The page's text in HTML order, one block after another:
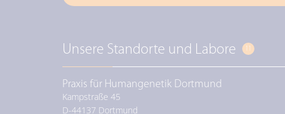
Unsere Standorte und Labore
Praxis für Humangenetik Dortmund
Kampstraße 45
D-44137 Dortmund